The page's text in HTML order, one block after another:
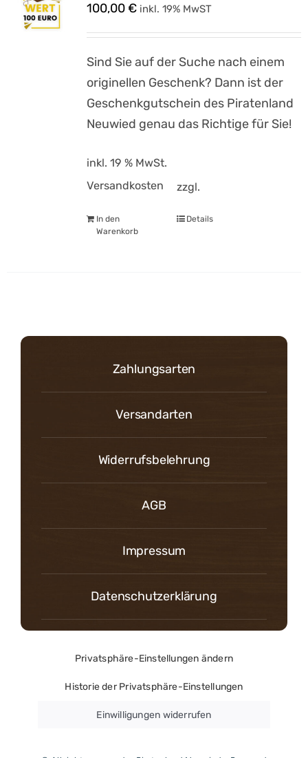
100,00€ inkl. 19% MwST
Sind Sie auf der Suche nach einem
originellen Geschenk? Dann ist der
Geschenkgutschein des Piratenland
Neuwied genau das Richtige für Sie!
inkl. 19 % MwSt.
zzgl.
Versandkosten
In den
Warenkorb
Details
Zahlungsarten
Versandarten
Widerrufsbelehrung
AGB
Impressum
Datenschutzerklärung
Privatsphäre-Einstellungen ändern
Historie der Privatsphäre-Einstellungen
Einwilligungen widerrufen